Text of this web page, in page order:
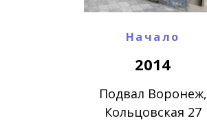
Начало
2014
Подвал Воронеж,
Кольцовская 27